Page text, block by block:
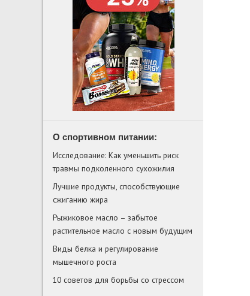
О спортивном питании:
Исследование: Как уменьшить риск
травмы подколенного сухожилия
Лучшие продукты, способствующие
сжиганию жира
Рыжиковое масло – забытое
растительное масло с новым будущим
Виды белка и регулирование
мышечного роста
10 советов для борьбы со стрессом